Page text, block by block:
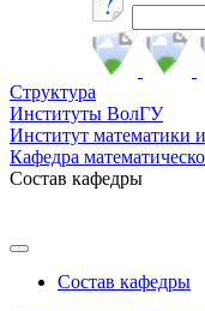
Структура
Институты ВолГУ
Институт математики
Кафедра
Состав кафедры
Состав кафедры